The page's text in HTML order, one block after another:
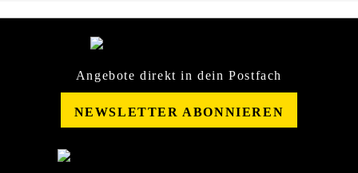
Angebote direkt in dein Postfach
NEWSLETTER ABONNIEREN